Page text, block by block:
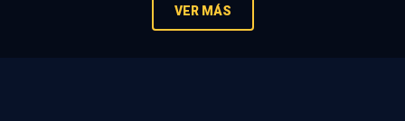
VER MÁS